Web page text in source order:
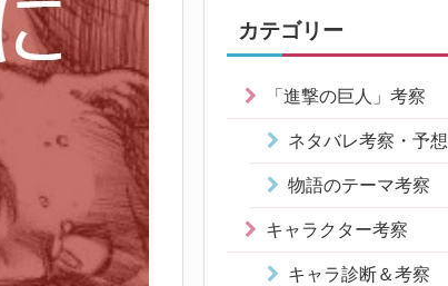
カテゴリー
「進撃の巨人」考察
ネタバレ考察・予想
物語のテーマ考察
キャラクター考察
キャラ診断＆考察